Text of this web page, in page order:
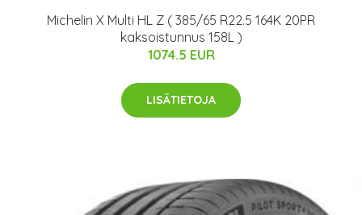
Michelin X Multi HL Z ( 385/65 R22.5 164K 20PR
kaksoistunnus 158L )
1074.5 EUR
LISÄTIETOJA